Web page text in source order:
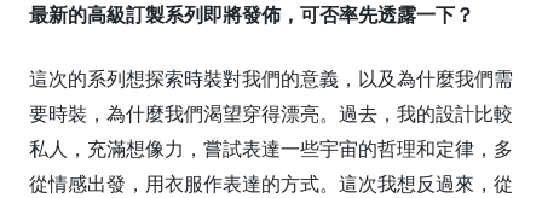
最新的高級訂製系列即將發佈，可否率先透露一下？
這次的系列想探索時裝對我們的意義，以及為什麼我們需
要時裝，為什麼我們渴望穿得漂亮。過去，我的設計比較
私人，充滿想像力，嘗試表達一些宇宙的哲理和定律，多
從情感出發，用衣服作表達的方式。這次我想反過來，從